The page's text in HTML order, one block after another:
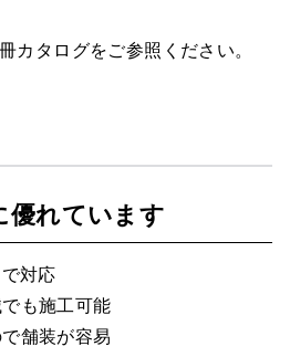
カタログをご参照ください。
優れています
対応
も施工可能
舗装が容易